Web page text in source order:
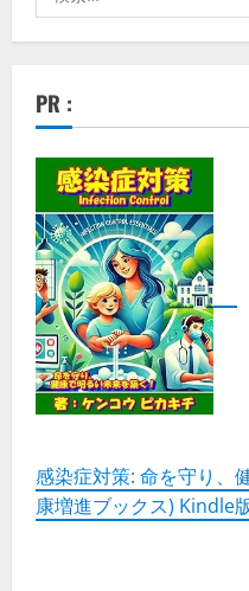
文
字
プ
は、
音
声
を
テ
キ
ス
ト
に
変
換
す
る
た
め
の
強
ツ
ー
ル
の
索:
PR :
感染症対策: 命を守り、
康増進ブックス) Kindle